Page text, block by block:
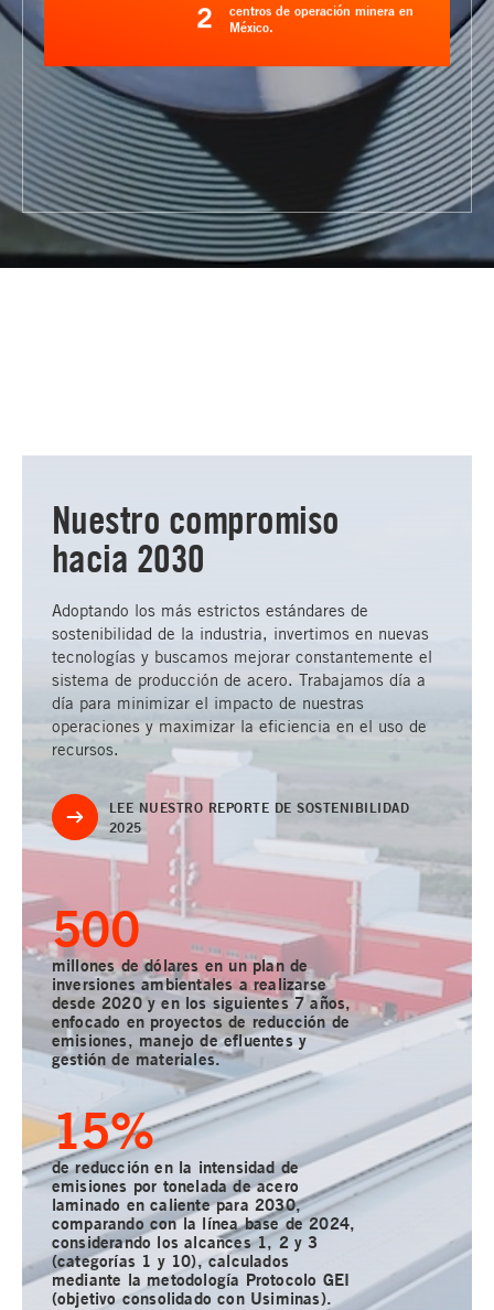
2
centros de operación minera en
México.
Nuestro compromiso
hacia 2030
Adoptando los más estrictos estándares de
sostenibilidad de la industria, invertimos en nuevas
tecnologías y buscamos mejorar constantemente el
sistema de producción de acero. Trabajamos día a
día para minimizar el impacto de nuestras
operaciones y maximizar la eficiencia en el uso de
recursos.
LEE NUESTRO REPORTE DE SOSTENIBILIDAD
2025
500
millones de dólares en un plan de
inversiones ambientales a realizarse
desde 2020 y en los siguientes 7 años,
enfocado en proyectos de reducción de
emisiones, manejo de efluentes y
gestión de materiales.
15%
de reducción en la intensidad de
emisiones por tonelada de acero
laminado en caliente para 2030,
comparando con la línea base de 2024,
considerando los alcances 1, 2 y 3
(categorías 1 y 10), calculados
mediante la metodología Protocolo GEI
(objetivo consolidado con Usiminas).